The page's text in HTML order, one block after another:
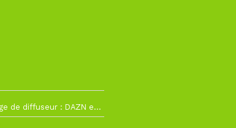
La Liga change de diffuseur : DAZN et Disney+ remplacent beIN Sports !